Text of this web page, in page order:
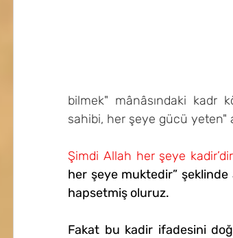
bilmek" mânâsındaki kadr
sahibi, her şeye gücü yeten"
Şimdi Allah her şeye
her şeye muktedir” şeklinde
hapsetmiş oluruz.
Fakat bu kadir ifadesini